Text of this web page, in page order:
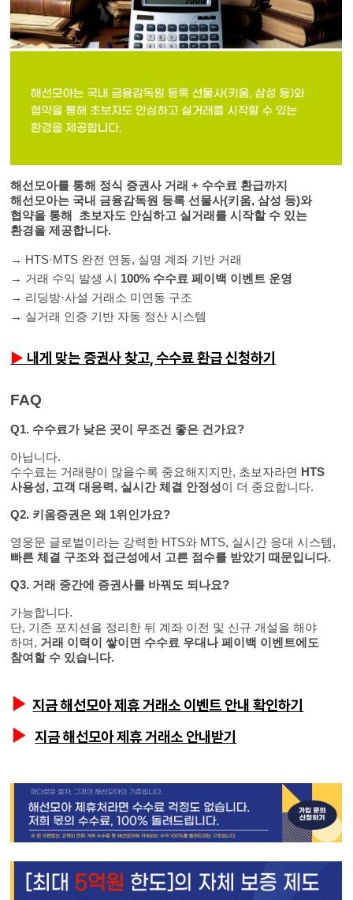
해선모아를 통해 정식 증권사 거래 + 수수료 환급까지
해선모아는 국내 금융감독원 등록 선물사(키움, 삼성 등)와
협약을 통해 초보자도 안심하고 실거래를 시작할 수 있는
환경을 제공합니다.
→ HTS·MTS 완전 연동, 실명 계좌 기반 거래
→ 거래 수익 발생 시 100% 수수료 페이백 이벤트 운영
→ 리딩방·사설 거래소 미연동 구조
→ 실거래 인증 기반 자동 정산 시스템
▶ 내게 맞는 증권사 찾고, 수수료 환급 신청하기
FAQ
Q1. 수수료가 낮은 곳이 무조건 좋은 건가요?
아닙니다.
수수료는 거래량이 많을수록 중요해지지만, 초보자라면 HTS
사용성, 고객 대응력, 실시간 체결 안정성이 더 중요합니다.
Q2. 키움증권은 왜 1위인가요?
영웅문 글로벌이라는 강력한 HTS와 MTS, 실시간 응대 시스템,
빠른 체결 구조와 접근성에서 고른 점수를 받았기 때문입니다.
Q3. 거래 중간에 증권사를 바꿔도 되나요?
가능합니다.
단, 기존 포지션을 정리한 뒤 계좌 이전 및 신규 개설을 해야
하며, 거래 이력이 쌓이면 수수료 우대나 페이백 이벤트에도
참여할 수 있습니다.
▶ 지금 해선모아 제휴 거래소 이벤트 안내 확인하기
▶지금 해선모아 제휴 거래소 안내받기